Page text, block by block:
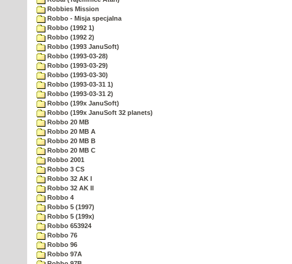
Robbies Mission
Robbo - Misja specjalna
Robbo (1992 1)
Robbo (1992 2)
Robbo (1993 JanuSoft)
Robbo (1993-03-28)
Robbo (1993-03-29)
Robbo (1993-03-30)
Robbo (1993-03-31 1)
Robbo (1993-03-31 2)
Robbo (199x JanuSoft)
Robbo (199x JanuSoft 32 planets)
Robbo 20 MB
Robbo 20 MB A
Robbo 20 MB B
Robbo 20 MB C
Robbo 2001
Robbo 3 CS
Robbo 32 AK I
Robbo 32 AK II
Robbo 4
Robbo 5 (1997)
Robbo 5 (199x)
Robbo 653924
Robbo 76
Robbo 96
Robbo 97A